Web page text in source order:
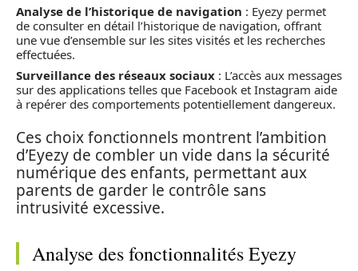
Analyse de l’historique de navigation : Eyezy permet
de consulter en détail l’historique de navigation, offrant
une vue d’ensemble sur les sites visités et les recherches
effectuées.
Surveillance des réseaux sociaux : L’accès aux messages
sur des applications telles que Facebook et Instagram aide
à repérer des comportements potentiellement dangereux.
Ces choix fonctionnels montrent l’ambition
d’Eyezy de combler un vide dans la sécurité
numérique des enfants, permettant aux
parents de garder le contrôle sans
intrusivité excessive.
Analyse des fonctionnalités Eyezy